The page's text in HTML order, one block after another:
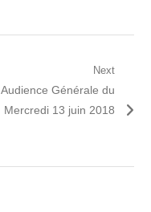
Next
Next
post:
Audience Générale du
Mercredi 13 juin 2018